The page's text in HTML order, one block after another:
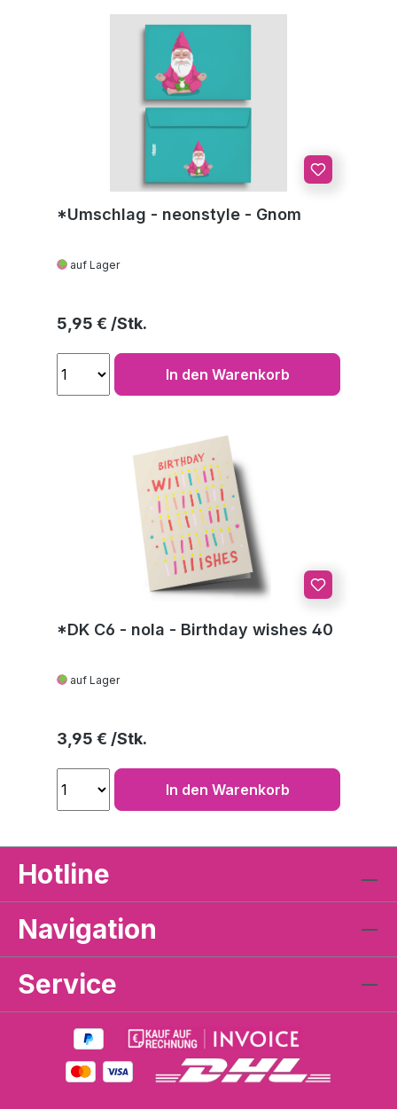
*Umschlag - neonstyle - Gnom
auf Lager
Regulärer Preis:
5,95 €
In den Warenkorb
*DK C6 - nola - Birthday wishes 40
auf Lager
Regulärer Preis:
3,95 €
In den Warenkorb
Hotline
Navigation
Service